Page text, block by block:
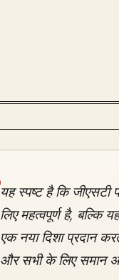
यह स्पष्ट है कि
लिए महत्वपूर्ण है, बल्कि
एक नया दिशा प्रदान
और सभी के लिए समान